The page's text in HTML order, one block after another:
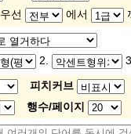
우선 에서
2.
3.
피치커브
행수/페이지